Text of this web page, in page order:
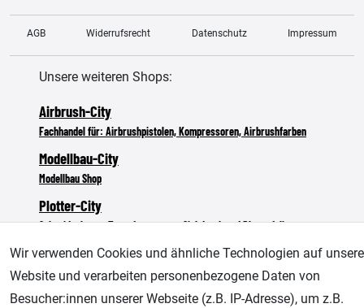
AGB Widerrufsrecht Datenschutz Impressum
Unsere weiteren Shops:
Airbrush-City
Fachhandel für: Airbrushpistolen, Kompressoren, Airbrushfarben
Modellbau-City
Modellbau Shop
Plotter-City
Schneideplotter, Transferpressen, Siebdruck und Plotterfolien
Im Shop Kaufen
Küchen Zubehör - Haus/Garten - Tierbedarf
Wir verwenden Cookies und ähnliche Technologien auf
Website und verarbeiten personenbezogene Daten von
Besucher:innen unserer Webseite (z.B. IP-Adresse), um z.B.